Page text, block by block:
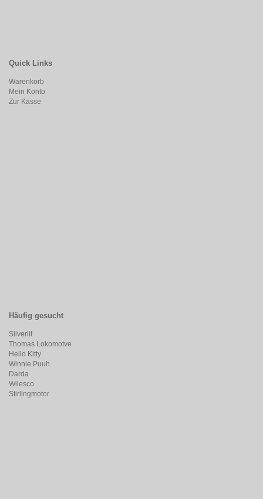
Quick Links
Warenkorb
Mein Konto
Zur Kasse
Häufig gesucht
Silverlit
Thomas Lokomotve
Hello Kitty
Winnie Puuh
Darda
Wilesco
Stirlingmotor